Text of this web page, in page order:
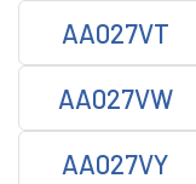
AA027VT
AA027VW
AA027VY